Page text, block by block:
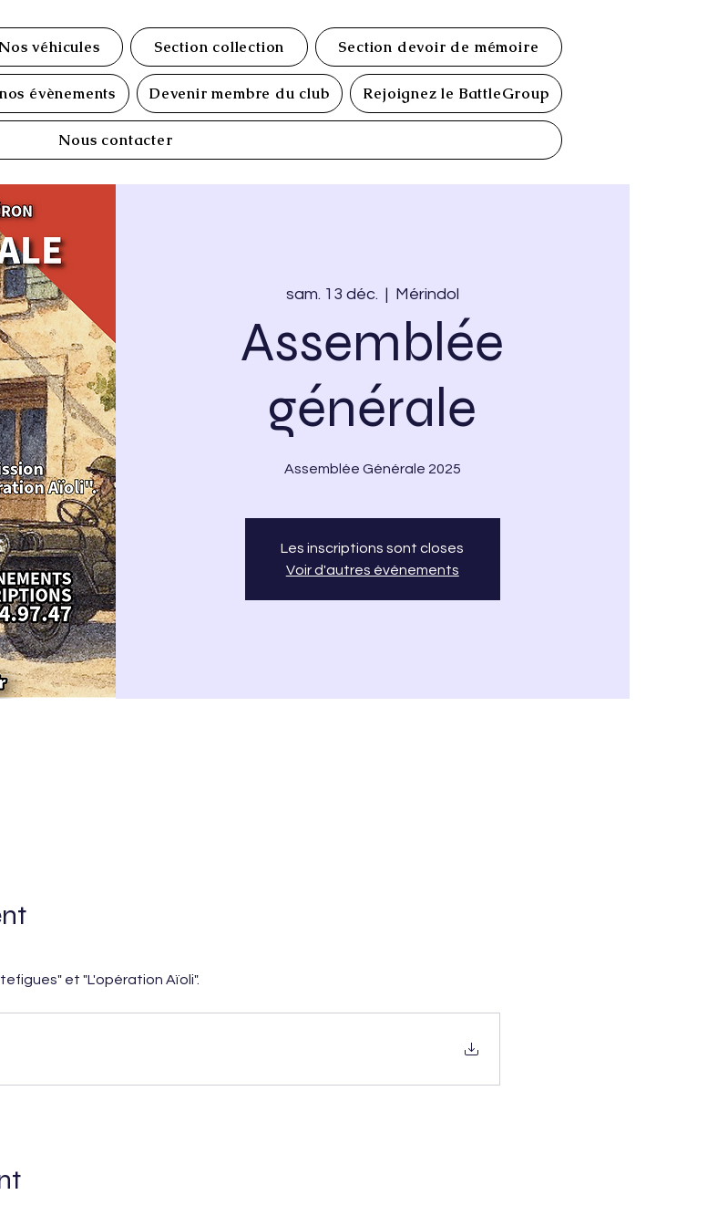
Nos véhicules Section collection Section devoir de mémoire
évènements Devenir membre du club Rejoignez le BattleGroup
Nous contacter
sam. 13 déc.
  |
Mérindol
Assemblée
générale
Assemblée Générale 2025
Les inscriptions sont closes
Voir d'autres événements
et "L'opération Aïoli".